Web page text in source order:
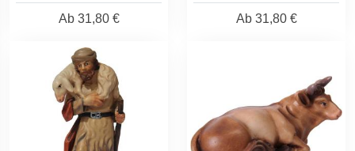
Ab31,80 €
Ab31,80 €